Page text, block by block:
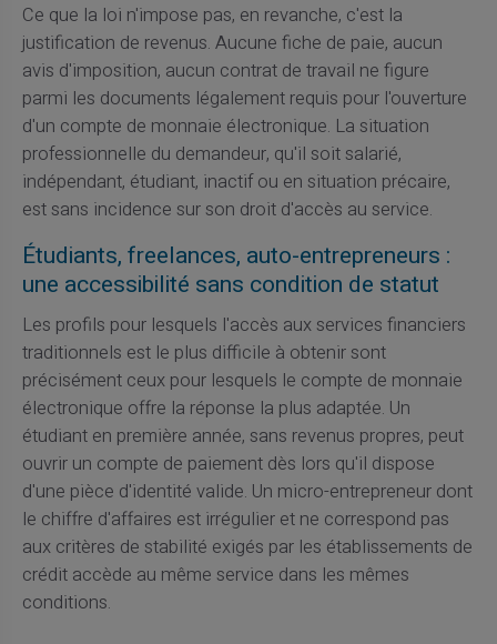
Ce que la loi n'impose pas, en revanche, c'est la
justification de revenus. Aucune fiche de paie, aucun
avis d'imposition, aucun contrat de travail ne figure
parmi les documents légalement requis pour l'ouverture
d'un compte de monnaie électronique. La situation
professionnelle du demandeur, qu'il soit salarié,
indépendant, étudiant, inactif ou en situation précaire,
est sans incidence sur son droit d'accès au service.
Étudiants, freelances, auto-entrepreneurs :
une accessibilité sans condition de statut
Les profils pour lesquels l'accès aux services financiers
traditionnels est le plus difficile à obtenir sont
précisément ceux pour lesquels le compte de monnaie
électronique offre la réponse la plus adaptée. Un
étudiant en première année, sans revenus propres, peut
ouvrir un compte de paiement dès lors qu'il dispose
d'une pièce d'identité valide. Un micro-entrepreneur dont
le chiffre d'affaires est irrégulier et ne correspond pas
aux critères de stabilité exigés par les établissements de
crédit accède au même service dans les mêmes
conditions.